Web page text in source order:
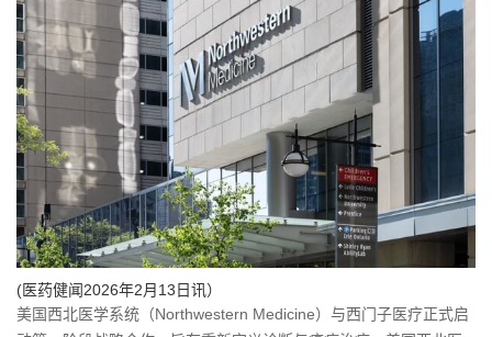
(医药健闻2026年2月13日讯）
美国西北医学系统（Northwestern Medicine）与西门子医疗正式启